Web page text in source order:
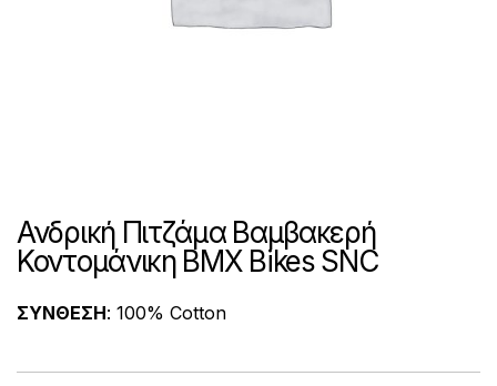
Ανδρική Πιτζάμα Βαμβακερή
Κοντομάνικη BMX Bikes SNC
ΣΥΝΘΕΣΗ: 100% Cotton